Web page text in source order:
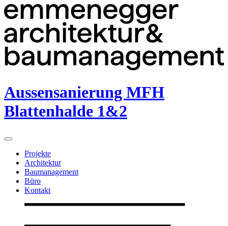
Aussensanierung MFH
Blattenhalde 1&2
Projekte
Architektur
Baumanagement
Büro
Kontakt